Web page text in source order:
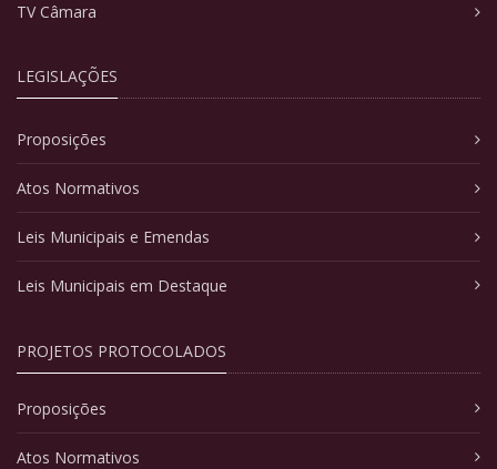
TV Câmara
LEGISLAÇÕES
Proposições
Atos Normativos
Leis Municipais e Emendas
Leis Municipais em Destaque
PROJETOS PROTOCOLADOS
Proposições
Atos Normativos